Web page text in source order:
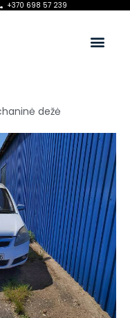
+370 698 57 239
dežė